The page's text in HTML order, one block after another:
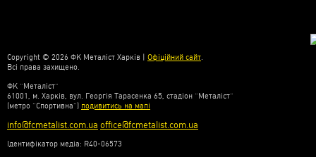
Copyright © 2026 ФК Металіст Харків | Офіційний сайт.
Всі права захищено.
ФК “Металіст”
61001, м. Харків, вул. Георгія Тарасенка 65, стадіон “Металіст”
(метро “Спортивна”) подивитись на мапі
info@fcmetalist.com.ua office@fcmetalist.com.ua
Ідентифікатор медіа: R40-06573